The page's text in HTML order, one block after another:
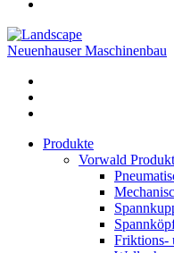
Neuenhauser Maschinenbau
Produkte
Vorwald
Friktions-